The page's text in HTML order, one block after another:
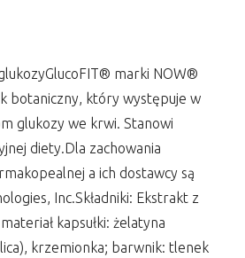
marki NOW®
botaniczny, który występuje w
glukozy we krwi. Stanowi
diety.Dla zachowania
a ich dostawcy są
Inc.Składniki: Ekstrakt z
kapsułki: żelatyna
krzemionka; barwnik: tlenek